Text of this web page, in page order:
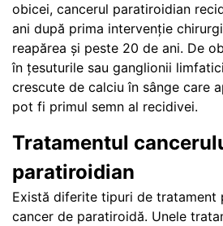
obicei, cancerul paratiroidian
ani după prima intervenție
reapărea și peste 20 de ani. De
în țesuturile sau ganglionii
crescute de calciu în sânge care
pot fi primul semn al recidivei.
Tratamentul
paratiroidian
Există diferite tipuri de tratament
cancer de paratiroidă. Unele